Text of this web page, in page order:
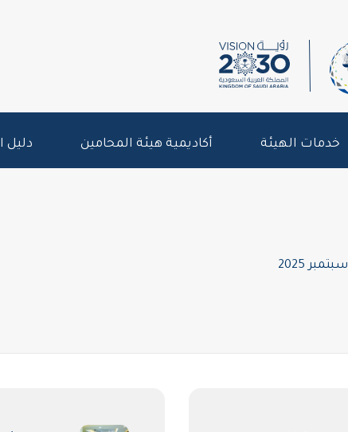
خدمات الهيئة أكاديمية هيئة المحامين دليل
سبتمبر 2025